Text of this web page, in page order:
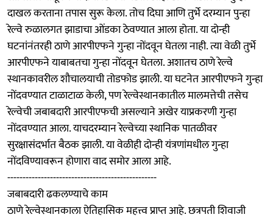
दाखल करताना तपास सुरू केला. तोच दिघा आणि तुर्भे दरम्यान पुन्हा
रेल्वे रुळालगत झाडाचा ओंडका ठेवण्यात आला होता. या दोन्ही
घटनांनंतरही ठाणे आरपीएफने गुन्हा नोंदवून घेतला नाही. त्या वेळी तुर्भे
आरपीएफने याबाबतचा गुन्हा नोंदवून घेतला. अशातच ठाणे रेल्वे
स्थानकावरील शौचालयाची तोडफोड झाली. या घटनेत आरपीएफने गुन्हा
नोंदवण्यात टाळाटाळ केली, पण रेल्वेस्थानकातील मालमत्तेची तसेच
रेल्वेची जबाबदारी आरपीएफची असल्याने अखेर याप्रकरणी गुन्हा
नोंदवण्यात आला. याचदरम्यान रेल्वेच्या स्थानिक पातळीवर
सुरक्षासंदर्भात बैठक झाली. या वेळीही दोन्ही यंत्रणांमधील गुन्हा
नोंदविण्यावरून होणारा वाद समोर आला आहे.
-------------------------------------------------
जबाबदारी ढकलण्याचे काम
ठाणे रेल्वेस्थानकाला ऐतिहासिक महत्त्व प्राप्त आहे. छत्रपती शिवाजी